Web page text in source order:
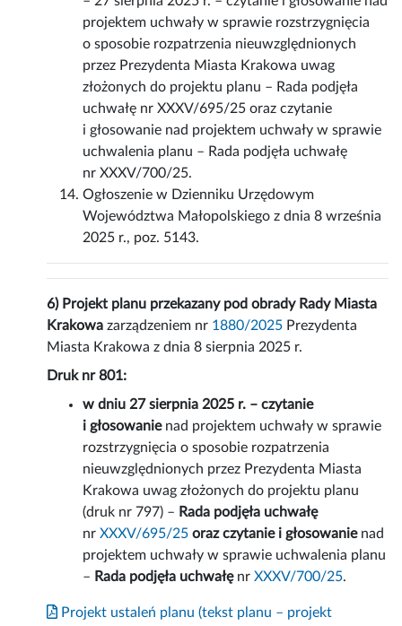
projektem uchwały w sprawie rozstrzygnięcia
o sposobie rozpatrzenia nieuwzględnionych
przez Prezydenta Miasta Krakowa uwag
złożonych do projektu planu – Rada podjęła
uchwałę nr XXXV/695/25 oraz czytanie
i głosowanie nad projektem uchwały w sprawie
uchwalenia planu – Rada podjęła uchwałę
nr XXXV/700/25.
Ogłoszenie w Dzienniku Urzędowym
Województwa Małopolskiego z dnia 8 września
2025 r., poz. 5143.
6) Projekt planu przekazany pod obrady Rady Miasta
Krakowa zarządzeniem nr 1880/2025 Prezydenta
Miasta Krakowa z dnia 8 sierpnia 2025 r.
Druk nr 801:
w dniu 27 sierpnia 2025 r. – czytanie
i głosowanienad projektem uchwały w sprawie
rozstrzygnięcia o sposobie rozpatrzenia
nieuwzględnionych przez Prezydenta Miasta
Krakowa uwag złożonych do projektu planu
(druk nr 797) – Rada podjęła uchwałę
nrXXXV/695/25 oraz czytanie i głosowanienad
projektem uchwały w sprawie uchwalenia planu
– Rada podjęła uchwałęnrXXXV/700/25.
Projekt ustaleń planu (tekst planu – projekt